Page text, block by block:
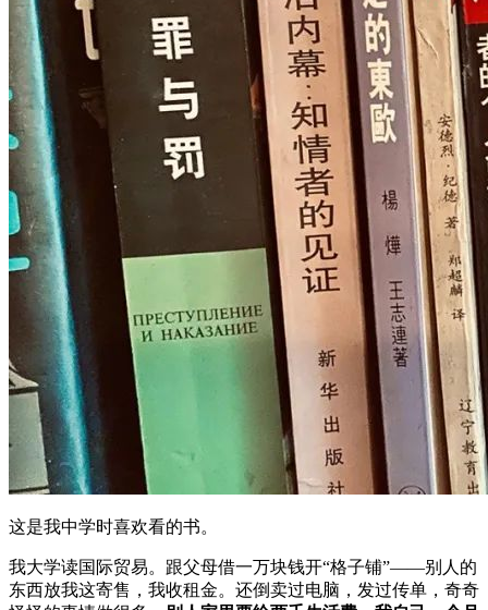
这是我中学时喜欢看的书。
我大学读国际贸易。跟父母借一万块钱开“格子铺”——别人的
东西放我这寄售，我收租金。还倒卖过电脑，发过传单，奇奇